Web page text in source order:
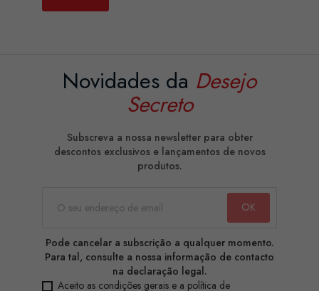
Novidades da Desejo
Secreto
Subscreva a nossa newsletter para obter
descontos exclusivos e lançamentos de novos
produtos.
Pode cancelar a subscrição a qualquer momento.
Para tal, consulte a nossa informação de contacto
na declaração legal.
Aceito as condições gerais e a política de